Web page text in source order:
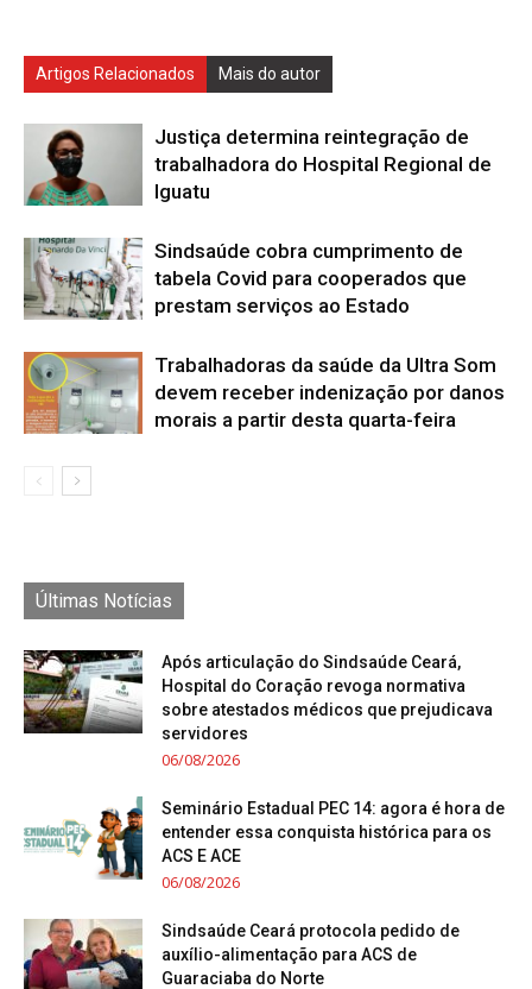
Artigos Relacionados Mais do autor
Justiça determina reintegração de
trabalhadora do Hospital Regional de
Iguatu
Sindsaúde cobra cumprimento de
tabela Covid para cooperados que
prestam serviços ao Estado
Trabalhadoras da saúde da Ultra Som
devem receber indenização por danos
morais a partir desta quarta-feira
Últimas Notícias
Após articulação do Sindsaúde Ceará,
Hospital do Coração revoga normativa
sobre atestados médicos que prejudicava
servidores
06/08/2026
Seminário Estadual PEC 14: agora é hora de
entender essa conquista histórica para os
ACS E ACE
06/08/2026
Sindsaúde Ceará protocola pedido de
auxílio-alimentação para ACS de
Guaraciaba do Norte